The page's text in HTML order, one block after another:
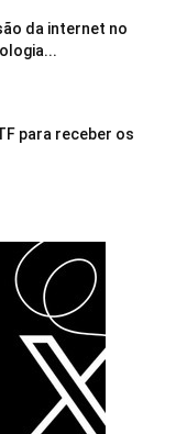
da internet no
para receber os